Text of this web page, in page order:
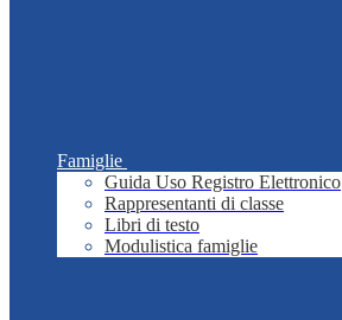
Famiglie
Guida Uso Registro Elettronico
Rappresentanti di classe
Libri di testo
Modulistica famiglie